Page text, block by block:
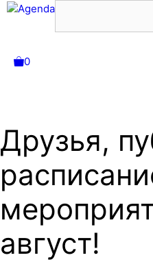
Перейти
0
Друзья,
август!